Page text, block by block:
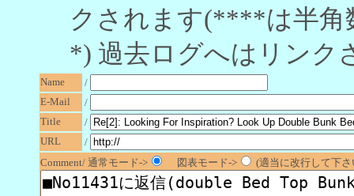
クされます(****は半角
*) 過去ログへはリンク
Name
/
E-Mail
/
Title
/
URL
/
Comment/ 通常モード->
図表モード-> (適当に改行して下